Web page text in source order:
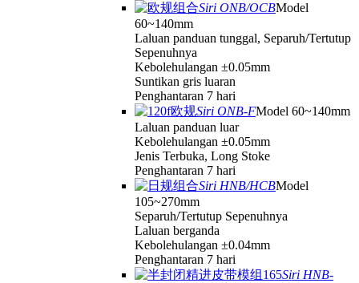
Siri ONB/OCBModel
60~140mm
Laluan panduan tunggal, Separuh/Tertutup
Sepenuhnya
Kebolehulangan ±0.05mm
Suntikan gris luaran
Penghantaran 7 hari
Siri ONB-FModel 60~140mm
Laluan panduan luar
Kebolehulangan ±0.05mm
Jenis Terbuka, Long Stoke
Penghantaran 7 hari
Siri HNB/HCBModel
105~270mm
Separuh/Tertutup Sepenuhnya
Laluan berganda
Kebolehulangan ±0.04mm
Penghantaran 7 hari
Siri HNB-